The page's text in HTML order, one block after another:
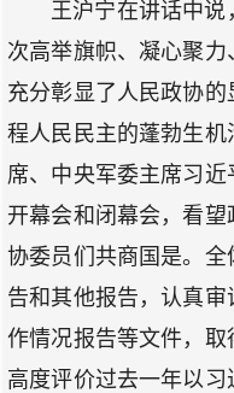
王沪宁在讲话中
次高举旗帜、凝心聚力
充分彰显了人民政协
程人民民主的蓬勃生
席、中央军委主席习
开幕会和闭幕会，看
协委员们共商国是。
告和其他报告，认真
作情况报告等文件，
高度评价过去一年以